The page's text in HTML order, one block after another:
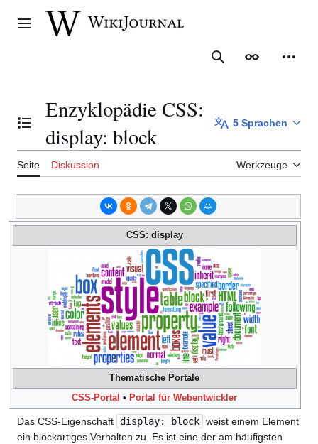
Inhalt
springenHauptmenü
Suche
Inhaltsverzeichnis umschalten
Enzyklopädie CSS:
display: block
5 Sprachen
Seite Diskussion Werkzeuge
CSS: display
Thematische Portale
CSS-Portal • Portal für Webentwickler
Das CSS-Eigenschaft display: block weist einem Element
ein blockartiges Verhalten zu. Es ist eine der am häufigsten